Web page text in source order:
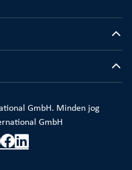
GmbH. Minden jog
GmbH